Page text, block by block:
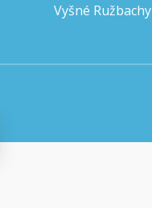
Vyšné Ružbachy